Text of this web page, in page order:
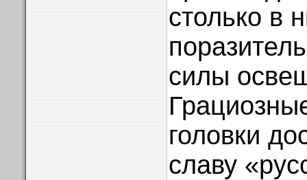
столько в
силы
головки
славу